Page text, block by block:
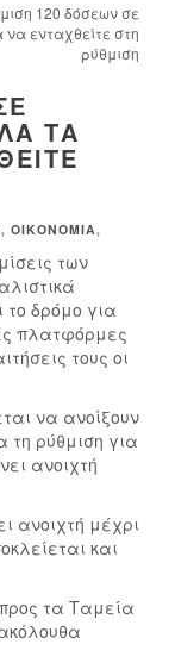
120 δόσεων σε
ενταχθείτε στη
ρύθμιση
ΤΑ
, ΟΙΚΟΝΟΜΙΑ ,
των
το δρόμο για
πλατφόρμες
τους οι
να ανοίξουν
τη ρύθμιση για
ανοιχτή
ανοιχτή μέχρι
και
τα Ταμεία